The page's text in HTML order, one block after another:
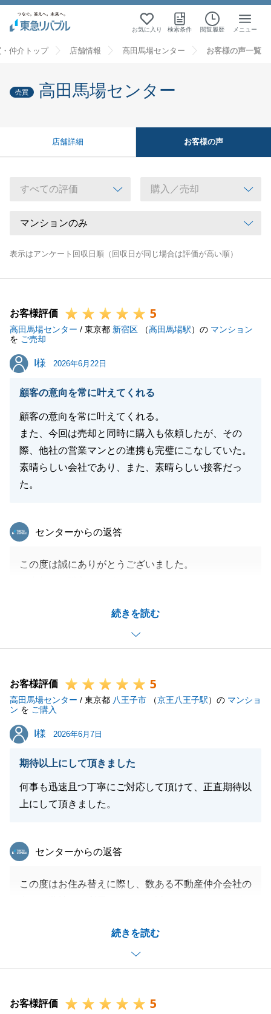
お気に入り 検索条件 閲覧履歴 メニュー
仲介トップ 店舗情報 高田馬場センター お客様の声一覧
売買 高田馬場センター
店舗詳細 お客様の声
表示はアンケート回収日順（回収日が同じ場合は評価が高い順）
お客様評価 5
高田馬場センター / 東京都 新宿区 （高田馬場駅）の マンション
を ご売却
I様
I様 2026年6月22日
顧客の意向を常に叶えてくれる
顧客の意向を常に叶えてくれる。
また、今回は売却と同時に購入も依頼したが、その
際、他社の営業マンとの連携も完璧にこなしていた。
素晴らしい会社であり、また、素晴らしい接客だっ
た。
続きを読む
東急リバブル
センターからの返答
この度は誠にありがとうございました。
併せてお礼申し上げます。
今後も何かあればしっかりサポートさせていただきま
引き続き何卒よろしくお願いいたします。
お客様評価 5
高田馬場センター / 東京都 八王子市 （京王八王子駅）の マンショ
ン を ご購入
I様
I様 2026年6月7日
期待以上にして頂きました
何事も迅速且つ丁寧にご対応して頂けて、正直期待以
上にして頂きました。
続きを読む
東急リバブル
センターからの返答
この度はお住み替えに際し、数ある不動産仲介会社の
ご成約までスムーズに完了できましたのは、I様が柔
軟にご対応くださったおかげと、心より感謝申し上げ
ます。
ら、ぜひお気軽にお声がけくださいませ。
お客様評価 5